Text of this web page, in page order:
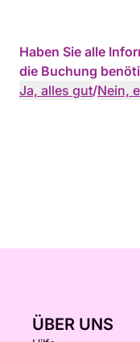
Haben Sie alle
die Buchung
Ja, alles gut/Nein,
ÜBER UNS